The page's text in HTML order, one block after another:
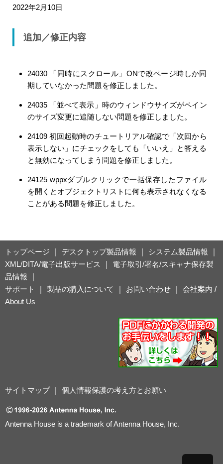
2022年2月10日
追加／修正内容
24030 「同時にスクロール」ONで改ページ時しか同
期していなかった問題を修正しました。
24035 「並べて表示」時のウィンドウサイズがペイン
のサイズ変更に追随しない問題を修正しました。
24109 初回起動時のチュートリアル確認で「次回から
表示しない」にチェックをしても「いいえ」と答える
と無効になってしまう問題を修正しました。
24125 wppxダブルクリックで一括保存したファイル
を開くとオブジェクトリストに何も表示されなくなる
ことがある問題を修正しました。
トップページ デスクトップ製品情報 システム製品情報
XML/DITA/電子出版サービス
電子取引/署名/スキャナ保存製
品情報
サポート
製品の購入について お問い合わせ 会社案内 /
About Us
サイトマップ｜ 個人情報保護の考え方とお願い
Antenna House is a trademark of Antenna House, Inc.